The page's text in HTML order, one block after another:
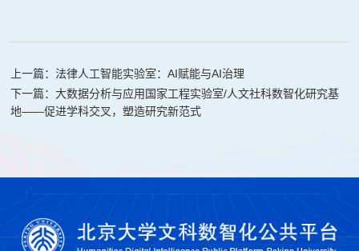
上一篇：法律人工智能实验室：AI赋能与AI治理
下一篇：大数据分析与应用国家工程实验室/人文社科数智化研究基
地——促进学科交叉，塑造研究新范式